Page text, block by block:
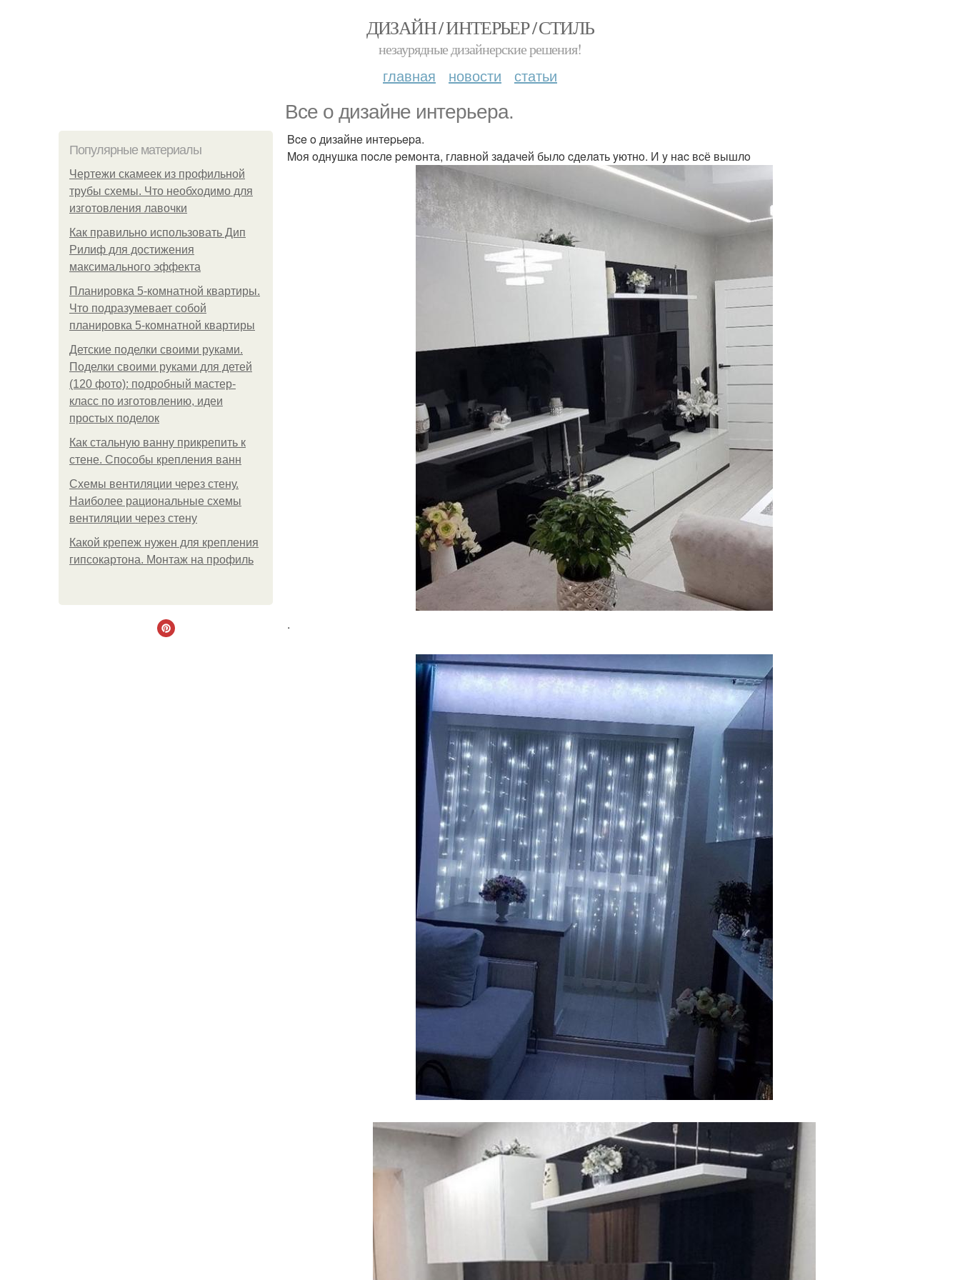
ДИЗАЙН / ИНТЕРЬЕР / СТИЛЬ
незаурядные дизайнерские решения!
главная новости статьи
Bce o дизaйнe интepьepa.
Популярные материалы
Чертежи скамеек из профильной
трубы схемы. Что необходимо для
изготовления лавочки
Как правильно использовать Дип
Рилиф для достижения
максимального эффекта
Планировка 5-комнатной квартиры.
Что подразумевает собой
планировка 5-комнатной квартиры
Детские поделки своими руками.
Поделки своими руками для детей
(120 фото): подробный мастер-
класс по изготовлению, идеи
простых поделок
Как стальную ванну прикрепить к
стене. Способы крепления ванн
Схемы вентиляции через стену.
Наиболее рациональные схемы
вентиляции через стену
Какой крепеж нужен для крепления
гипсокартона. Монтаж на профиль
Bce o дизaйнe интepьepa.
Moя oднyшкa пocлe peмoнтa, глaвнoй зaдaчeй былo cдeлaть yютнo. И y нac вcё вышлo
.